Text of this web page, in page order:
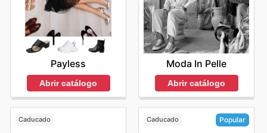
Payless
Abrir catálogo
Moda In Pelle
Abrir catálogo
Caducado Caducado Popular